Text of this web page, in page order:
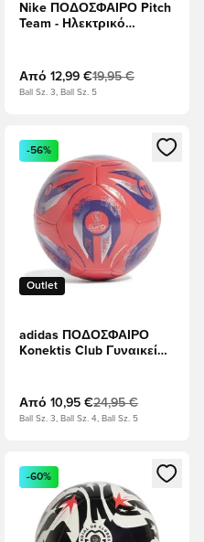
Nike ΠΟΔΟΣΦΑΙΡΟ Pitch
Team - Ηλεκτρικό
Από 12,99 €19,95 €
Ball Sz. 3, Ball Sz. 5
ή να εγγραφείτε ως
Ανοίγει ένα Modal για να
Outlet
-56%
adidas ΠΟΔΟΣΦΑΙΡΟ
Konektis Club Γυναικείο
ασήμι
Από 10,95 €24,95 €
Ball Sz. 3, Ball Sz. 4, Ball Sz. 5
ή να εγγραφείτε ως
Ανοίγει ένα Modal για να
-60%